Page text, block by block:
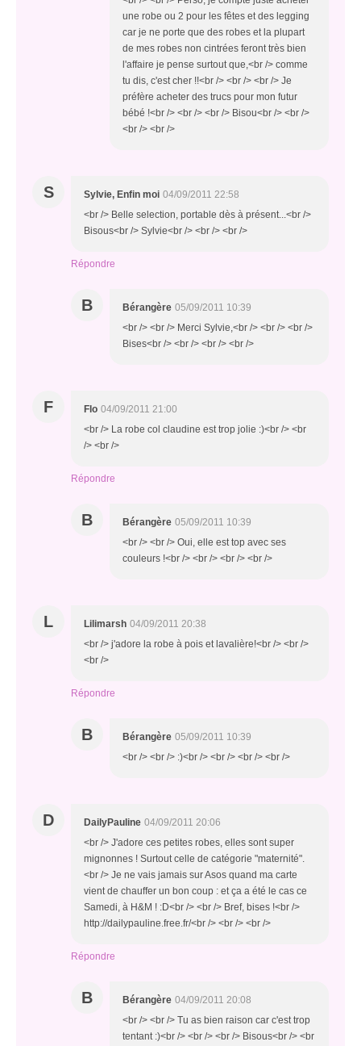
une robe ou 2 pour les fêtes et des legging
car je ne porte que des robes et la plupart
de mes robes non cintrées feront très bien
l'affaire je pense surtout que,<br /> comme
tu dis, c'est cher !!<br /> <br /> <br /> Je
préfère acheter des trucs pour mon futur
bébé !<br /> <br /> <br /> Bisou<br /> <br />
<br /> <br />
S Sylvie, Enfin moi 04/09/2011 22:58
<br /> Belle selection, portable dès à présent...<br />
Bisous<br /> Sylvie<br /> <br /> <br />
Répondre
B Bérangère 05/09/2011 10:39
<br /> <br /> Merci Sylvie,<br /> <br /> <br />
Bises<br /> <br /> <br /> <br />
F Flo 04/09/2011 21:00
<br /> La robe col claudine est trop jolie :)<br /> <br
/> <br />
Répondre
B Bérangère 05/09/2011 10:39
<br /> <br /> Oui, elle est top avec ses
couleurs !<br /> <br /> <br /> <br />
L Lilimarsh 04/09/2011 20:38
<br /> j'adore la robe à pois et lavalière!<br /> <br />
<br />
Répondre
B Bérangère 05/09/2011 10:39
<br /> <br /> :)<br /> <br /> <br /> <br />
D DailyPauline 04/09/2011 20:06
<br /> J'adore ces petites robes, elles sont super
mignonnes ! Surtout celle de catégorie "maternité".
<br /> Je ne vais jamais sur Asos quand ma carte
vient de chauffer un bon coup : et ça a été le cas ce
Samedi, à H&M ! :D<br /> <br /> Bref, bises !<br />
http://dailypauline.free.fr/<br /> <br /> <br />
Répondre
B Bérangère 04/09/2011 20:08
<br /> <br /> Tu as bien raison car c'est trop
tentant :)<br /> <br /> <br /> Bisous<br /> <br